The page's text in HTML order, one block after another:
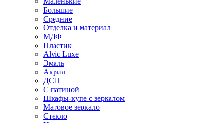
Большие
Средние
Отделка и материал
МДФ
Пластик
Alvic Luxe
Эмаль
Акрил
ДСП
С патиной
Шкафы-купе с зеркалом
Матовое зеркало
Стекло